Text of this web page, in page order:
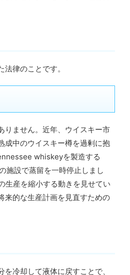
律のことです。
りません。近年、ウイスキー市
成中のウイスキー樽を過剰に抱
whiskeyを製造する
施設で蒸留を一時停止しまし
生産を縮小する動きを見せてい
来的な生産計画を見直すための
冷却して液体に戻すことで、